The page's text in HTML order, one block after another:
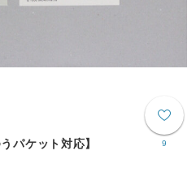
9
パケット対応】